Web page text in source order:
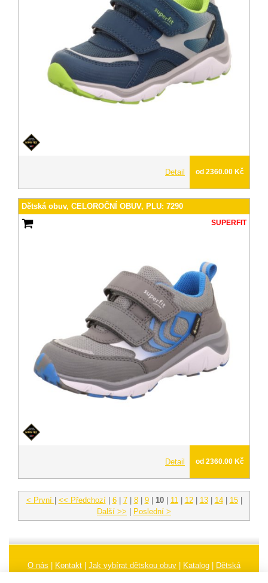
Detail od 2360.00 Kč
Dětská obuv, CELOROČNÍ OBUV, PLU: 7290
SUPERFIT
Detail od 2360.00 Kč
< První << Předchozí| 6| 7| 8| 9| 10| 11| 12| 13| 14| 15|
Další >>
Poslední >
O nás Kontakt Jak vybírat dětskou obuv Katalog
Dětská